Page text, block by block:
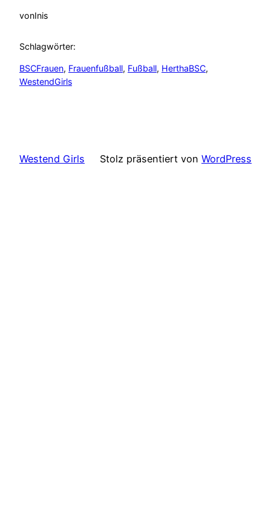
vonInis
Schlagwörter:
BSCFrauen, Frauenfußball, Fußball, HerthaBSC
WestendGirls
Westend Girls Stolz präsentiert von WordPress